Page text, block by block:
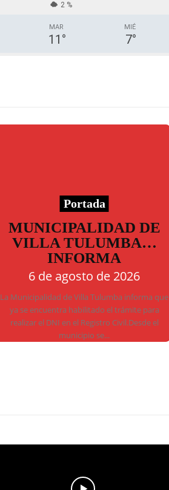
2 %
MAR
11 °
MIÉ
7°
Portada
MUNICIPALIDAD DE
VILLA TULUMBA…
INFORMA
6 de agosto de 2026
La Municipalidad de Villa Tulumba informa que
ya se encuentra habilitado el trámite para
realizar el DNI en el Registro Civil.Desde el
municipio se...